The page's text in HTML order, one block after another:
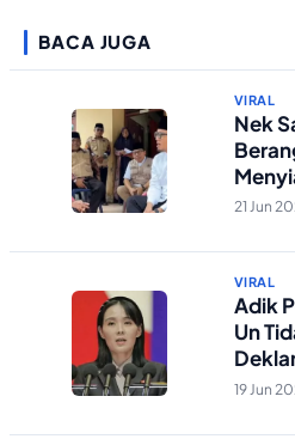
BACA JUGA
VIRAL
Nek
Tepat
21 Jun
VIRAL
Adik
Un
19 Jun